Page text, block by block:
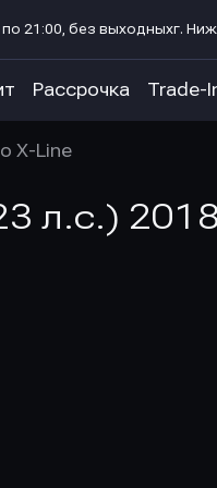
по 21:00, без выходныхг.
Рассрочка Trade-
X-Line
л.с.)